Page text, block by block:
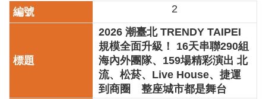
臺
北
空
2
2026 潮臺北 TRENDY TAIPEI
規模全面升級！ 16天串聯290組
海內外團隊、159場精彩演出 北
流、松菸、Live House、捷運
到商圈 整座城市都是舞台